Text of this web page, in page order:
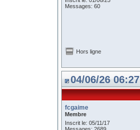
Messages: 60
Hors ligne
04/06/26 06:27
fcgaime
Membre
Inscrit le: 05/11/17